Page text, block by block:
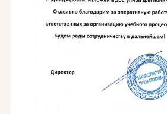
радиационной безопасности:
Наличие профильного
профессионального или
Наличие среднего
высшего образования в
дополнительное
образование в сфере